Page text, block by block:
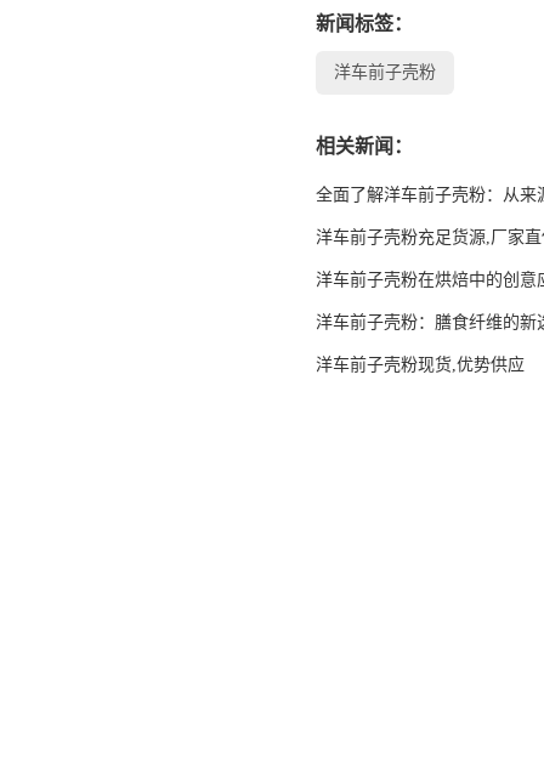
新闻标签：
洋车前子壳粉
相关新闻：
全面了解洋车前子壳粉：从来
洋车前子壳粉充足货源,厂家
洋车前子壳粉在烘焙中的创意
洋车前子壳粉：膳食纤维的新
洋车前子壳粉现货,优势供应